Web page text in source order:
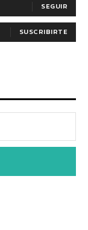
SEGUIR
SUSCRIBIRTE